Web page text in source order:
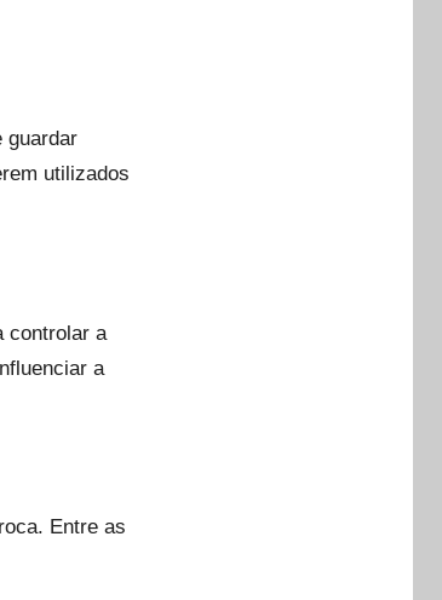
guardar
utilizados
controlar a
a
Entre as